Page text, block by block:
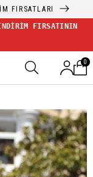
FIRSATLARI
FIRSATININ
0